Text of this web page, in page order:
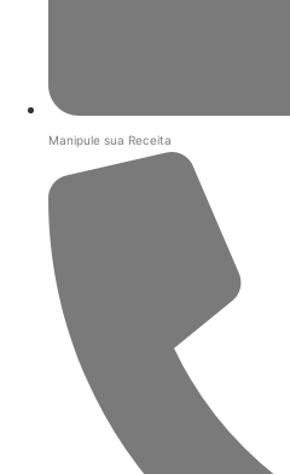
Manipule sua Receita